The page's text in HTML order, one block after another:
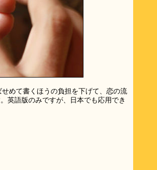
めて書くほうの負担を下げて、恋の流
英語版のみですが、日本でも応用でき